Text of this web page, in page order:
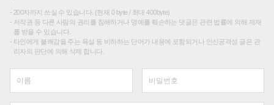
200자까지 쓰실 수 있습니다. (현재 0 byte / 최대 400byte)
저작권 등 다른 사람의 권리를 침해하거나 명예를 훼손하는 댓글은 관련 법률에 의해 제재
를 받을 수 있습니다.
타인에게 불쾌감을 주는 욕설 등 비하하는 단어가 내용에 포함되거나 인신공격성 글은 관
리자의 판단에 의해 삭제 합니다.